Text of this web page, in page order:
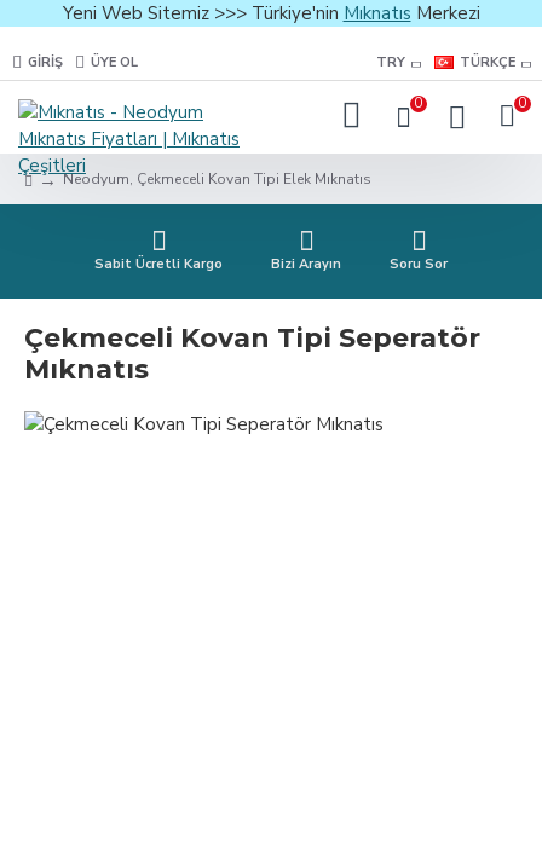
Yeni Web Sitemiz >>> Türkiye'nin Mıknatıs Merkezi
GIRIŞ ÜYE OL TRY TÜRKÇE
0 0
Neodyum, Çekmeceli Kovan Tipi Elek Mıknatıs
Sabit Ücretli Kargo Bizi Arayın Soru Sor
Çekmeceli Kovan Tipi Seperatör
Mıknatıs